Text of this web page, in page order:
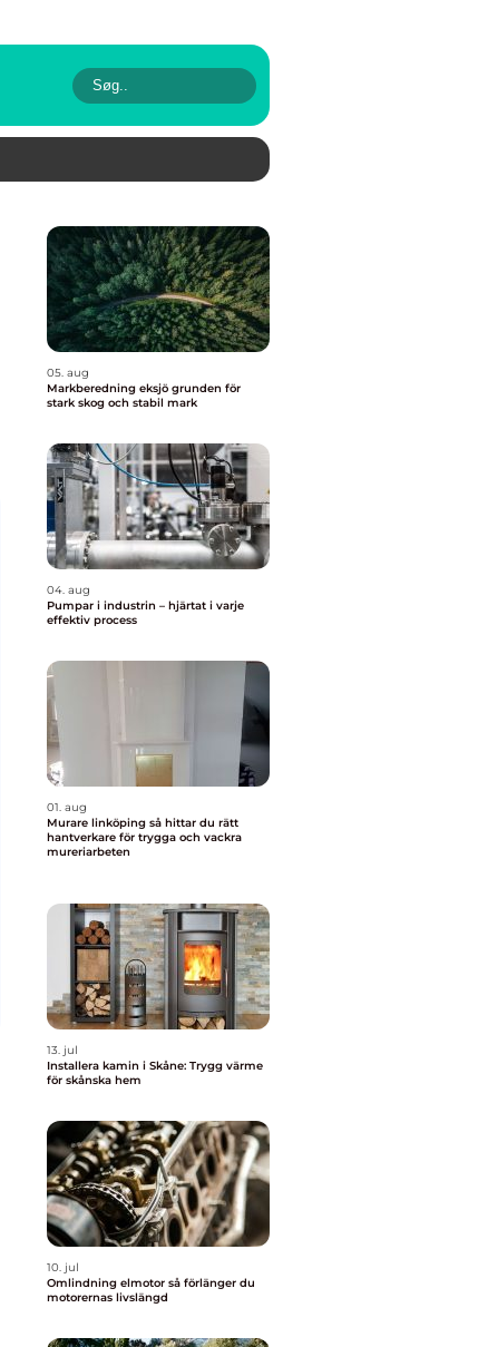
05. aug
Markberedning eksjö grunden för
stark skog och stabil mark
04. aug
Pumpar i industrin – hjärtat i varje
effektiv process
01. aug
Murare linköping så hittar du rätt
hantverkare för trygga och vackra
mureriarbeten
13. jul
Installera kamin i Skåne: Trygg värme
för skånska hem
10. jul
Omlindning elmotor så förlänger du
motorernas livslängd